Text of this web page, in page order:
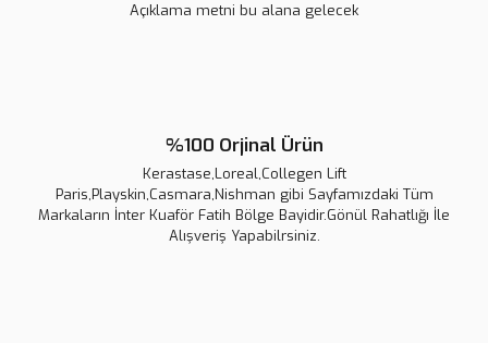
Açıklama metni bu alana gelecek
%100 Orjinal Ürün
Kerastase,Loreal,Collegen Lift
Paris,Playskin,Casmara,Nishman gibi Sayfamızdaki Tüm
Markaların İnter Kuaför Fatih Bölge Bayidir.Gönül Rahatlığı İle
Alışveriş Yapabilrsiniz.